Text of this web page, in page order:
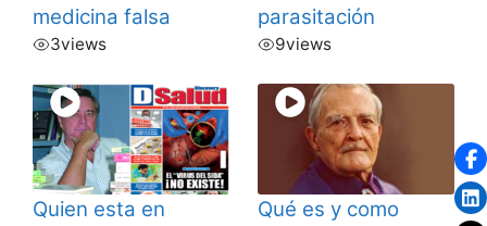
medicina falsa
3views
parasitación
9views
Quien esta en
Qué es y como